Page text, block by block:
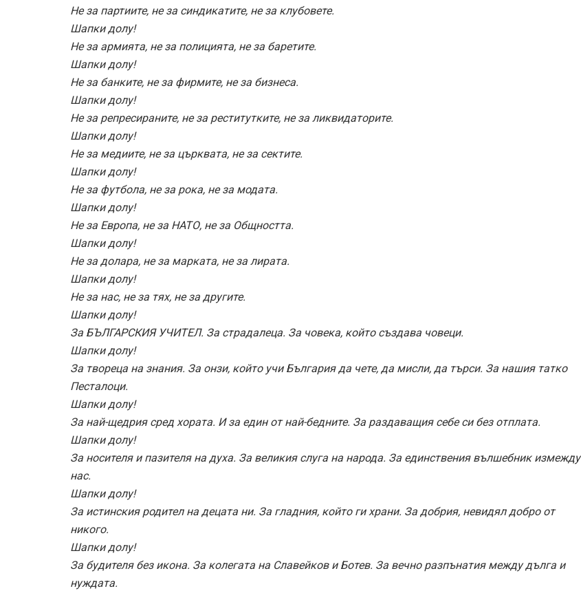
Не за партиите, не за синдикатите, не за клубовете.
Шапки долу!
Не за армията, не за полицията, не за баретите.
Шапки долу!
Не за банките, не за фирмите, не за бизнеса.
Шапки долу!
Не за репресираните, не за реститутките, не за ликвидаторите.
Шапки долу!
Не за медиите, не за църквата, не за сектите.
Шапки долу!
Не за футбола, не за рока, не за модата.
Шапки долу!
Не за Европа, не за НАТО, не за Общността.
Шапки долу!
Не за долара, не за марката, не за лирата.
Шапки долу!
Не за нас, не за тях, не за другите.
Шапки долу!
За БЪЛГАРСКИЯ УЧИТЕЛ. За страдалеца. За човека, който създава човеци.
Шапки долу!
За твореца на знания. За онзи, който учи България да чете, да мисли, да търси. За нашия татко
Песталоци.
Шапки долу!
За най-щедрия сред хората. И за един от най-бедните. За раздаващия себе си без отплата.
Шапки долу!
За носителя и пазителя на духа. За великия слуга на народа. За единствения вълшебник измежду
нас.
Шапки долу!
За истинския родител на децата ни. За гладния, който ги храни. За добрия, невидял добро от
никого.
Шапки долу!
За будителя без икона. За колегата на Славейков и Ботев. За вечно разпънатия между дълга и
нуждата.